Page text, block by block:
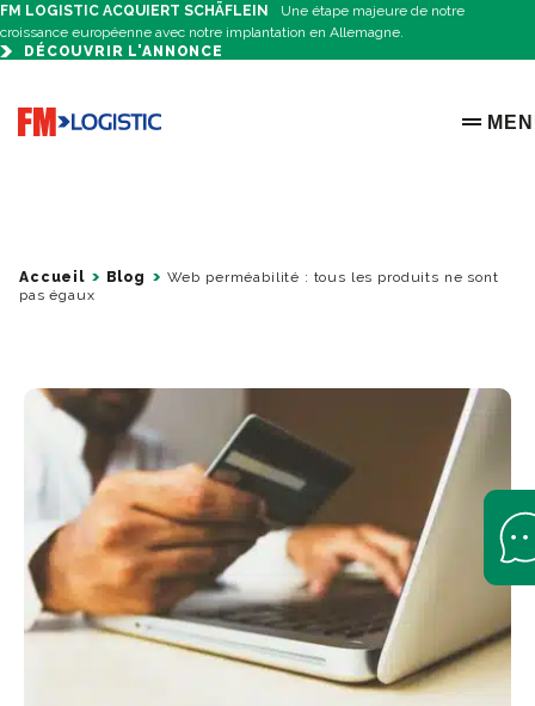
FM LOGISTIC ACQUIERT SCHÄFLEIN
Une étape majeure de notre
croissance européenne avec notre implantation en Allemagne.
DÉCOUVRIR L'ANNONCE
Go to home page
OPEN
Accueil Blog
Web perméabilité : tous les produits ne sont
pas égaux